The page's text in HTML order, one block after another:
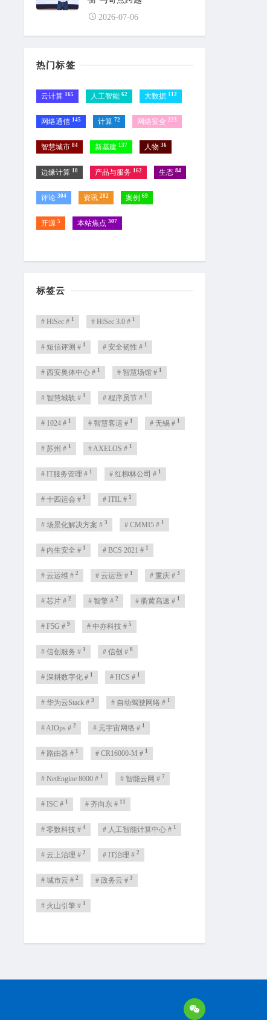
2026-07-06
热门标签
云计算 165 人工智能 62 大数据 112
网络通信 145 计算 72 网络安全 223
智慧城市 84 新基建 137 人物 36
边缘计算 10 产品与服务 162 生态 84
评论 304 资讯 282 案例 69
开源 5 本站焦点 307
标签云
# HiSec # 1 # HiSec 3.0 # 1
# 短信评测 # 1 # 安全韧性 # 1
# 西安奥体中心 # 1 # 智慧场馆 # 1
# 智慧城轨 # 1 # 程序员节 # 1
# 1024 # 1 # 智慧客运 # 1 # 无锡 # 1
# 苏州 # 1 # AXELOS # 1
# IT服务管理 # 1 # 红柳林公司 # 1
# 十四运会 # 1 # ITIL # 1
# 场景化解决方案 # 3 # CMMI5 # 1
# 内生安全 # 1 # BCS 2021 # 1
# 云运维 # 2 # 云运营 # 1 # 重庆 # 3
# 芯片 # 2 # 智擎 # 2 # 衢黄高速 # 1
# F5G # 9 # 中亦科技 # 5
# 信创服务 # 1 # 信创 # 8
# 深耕数字化 # 1 # HCS # 1
# 华为云Stack # 3 # 自动驾驶网络 # 1
# AIOps # 2 # 元宇宙网络 # 1
# 路由器 # 1 # CR16000-M # 1
# NetEngine 8000 # 1 # 智能云网 # 7
# ISC # 1 # 齐向东 # 11
# 零数科技 # 4 # 人工智能计算中心 # 1
# 云上治理 # 2 # IT治理 # 2
# 城市云 # 2 # 政务云 # 3
# 火山引擎 # 1